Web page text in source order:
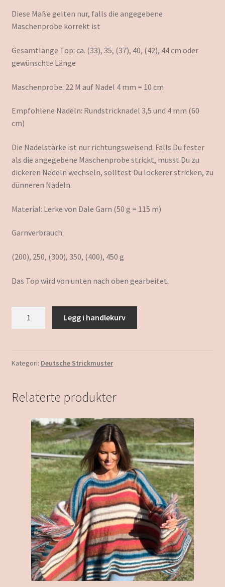
Diese Maße gelten nur, falls die angegebene
Maschenprobe korrekt ist
Gesamtlänge Top: ca. (33), 35, (37), 40, (42), 44 cm oder
gewünschte Länge
Maschenprobe: 22 M auf Nadel 4 mm = 10 cm
Empfohlene Nadeln: Rundstricknadel 3,5 und 4 mm (60
cm)
Die Nadelstärke ist nur richtungsweisend. Falls Du fester
als die angegebene Maschenprobe strickt, musst Du zu
dickeren Nadeln wechseln, solltest Du lockerer stricken, zu
dünneren Nadeln.
Material: Lerke von Dale Garn (50 g = 115 m)
Garnverbrauch:
(200), 250, (300), 350, (400), 450 g
Das Top wird von unten nach oben gearbeitet.
Legg i handlekurv
Kategori: Deutsche Strickmuster
Relaterte produkter